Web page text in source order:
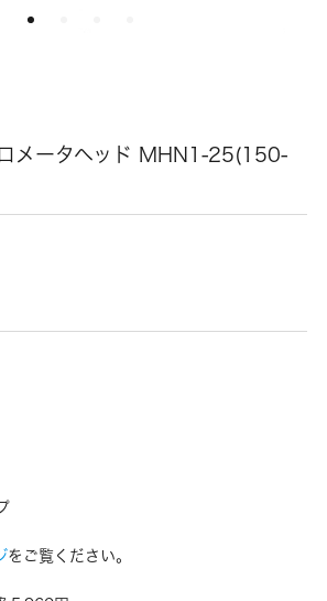
メータヘッド MHN1-25(150-
をご覧ください。